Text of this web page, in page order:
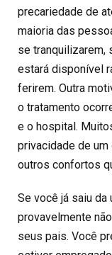
precariedade de
maioria das
se tranquilizarem,
estará disponível
ferirem. Outra
o tratamento
e o hospital.
privacidade de
outros confortos
Se você já saiu
provavelmente
seus pais. Você